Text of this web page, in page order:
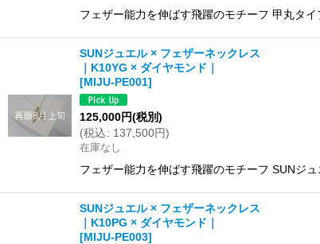
フェザー能力を伸ばす飛躍のモチーフ 甲丸タ
SUNジュエル × フェザーネックレス
｜K10YG × ダイヤモンド｜
[MIJU-PE001]
125,000円(税別)
(税込: 137,500円)
在庫なし
フェザー能力を伸ばす飛躍のモチーフ SUNジ
SUNジュエル × フェザーネックレス
｜K10PG × ダイヤモンド｜
[MIJU-PE003]